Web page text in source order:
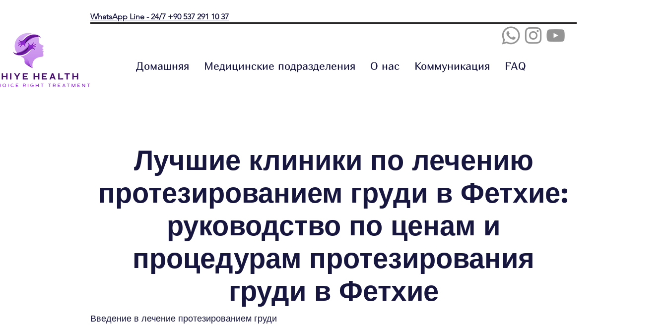
WhatsApp Line - 24/7 +90 537 291 10 37
Домашняя Медицинские подразделения О нас Коммуникация FAQ
Лучшие клиники по лечению
протезированием груди в Фетхие:
руководство по ценам и
процедурам протезирования
груди в Фетхие
Введение в лечение протезированием груди